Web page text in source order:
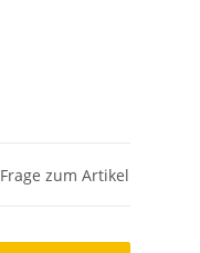
Frage zum Artikel